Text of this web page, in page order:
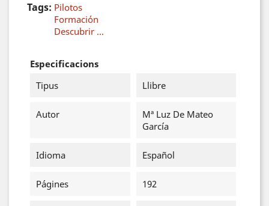
Tags: Pilotos
Formación
Descubrir ...
Especificacions
Tipus
Llibre
Autor
Mª Luz De Mateo
García
Idioma Español
Págines 192